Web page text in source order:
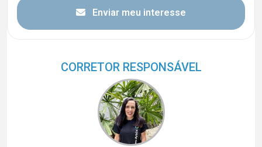
Enviar meu interesse
CORRETOR RESPONSÁVEL